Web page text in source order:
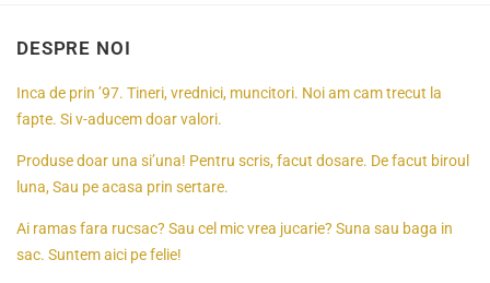
DESPRE NOI
Inca de prin ’97. Tineri, vrednici, muncitori. Noi am cam trecut la
fapte. Si v-aducem doar valori.
Produse doar una si’una! Pentru scris, facut dosare. De facut biroul
luna, Sau pe acasa prin sertare.
Ai ramas fara rucsac? Sau cel mic vrea jucarie? Suna sau baga in
sac. Suntem aici pe felie!